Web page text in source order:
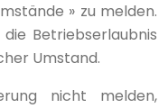
» zu melden.
Betriebserlaubnis
Umstand.
nicht melden,